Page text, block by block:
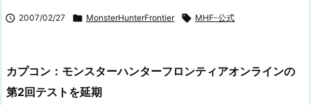
 2007/02/27  MonsterHunterFrontier  MHF-公式
カプコン：モンスターハンターフロンティアオンラインの
第2回テストを延期